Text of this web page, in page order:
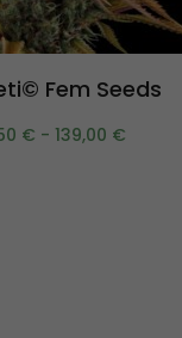
Scegli
Fem Seeds
€ - 139,00 €